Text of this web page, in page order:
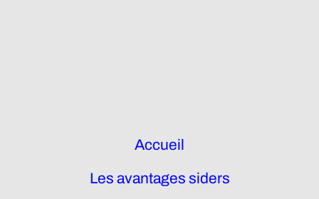
Accueil
Les avantages siders